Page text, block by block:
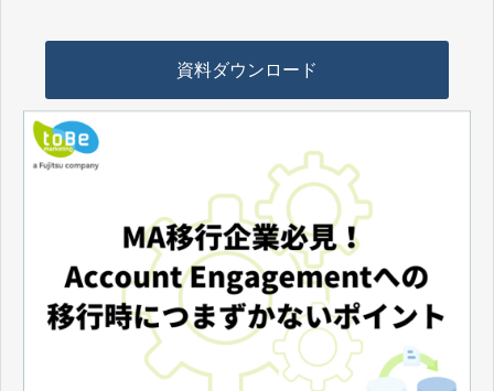
資料ダウンロード